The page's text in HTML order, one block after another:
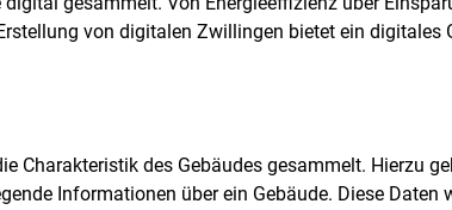
von digitalen Zwillingen bietet ein digitales
Charakteristik des Gebäudes gesammelt. Hierzu
Informationen über ein Gebäude. Diese Daten